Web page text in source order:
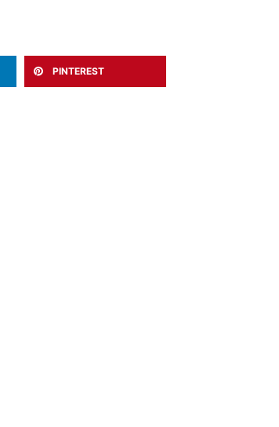
PINTEREST